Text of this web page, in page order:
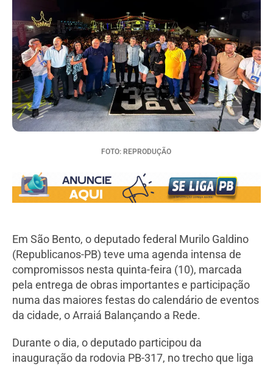
FOTO: REPRODUÇÃO
Em São Bento, o deputado federal Murilo Galdino
(Republicanos-PB) teve uma agenda intensa de
compromissos nesta quinta-feira (10), marcada
pela entrega de obras importantes e participação
numa das maiores festas do calendário de eventos
da cidade, o Arraiá Balançando a Rede.
Durante o dia, o deputado participou da
inauguração da rodovia PB-317, no trecho que liga